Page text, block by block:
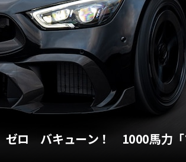
ロ バキューン！ 1000馬力「